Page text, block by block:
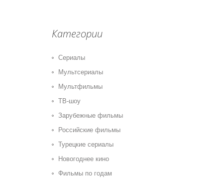
Категории
Сериалы
Мультсериалы
Мультфильмы
ТВ-шоу
Зарубежные фильмы
Российские фильмы
Турецкие сериалы
Новогоднее кино
Фильмы по годам